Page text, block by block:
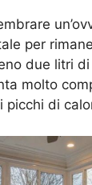
per
due litri
molto
picchi di